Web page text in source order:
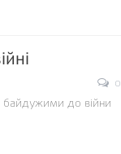
0
байдужими до війни